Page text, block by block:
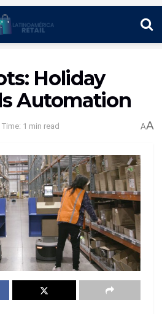
Holiday
Automation
1 min read AA